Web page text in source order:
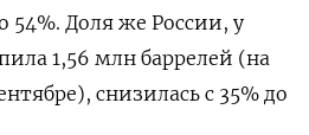
54%. Доля же России, у
1,56 млн баррелей (на
снизилась с 35% до